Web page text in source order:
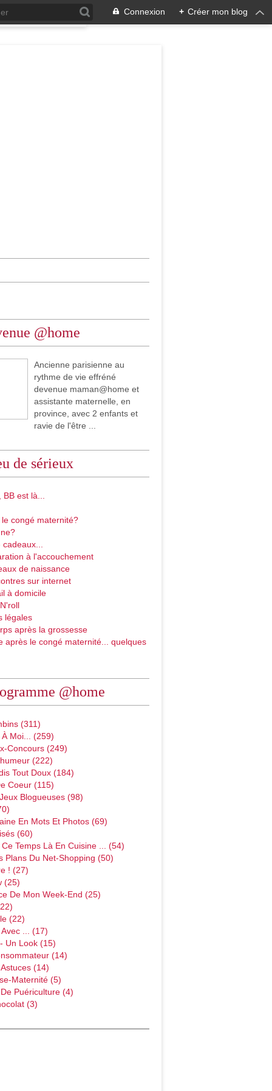
Connexion + Créer mon blog
@home
Ancienne parisienne au
rythme de vie effréné
devenue maman@home et
assistante maternelle, en
province, avec 2 enfants et
ravie de l'être ...
de sérieux
est là...
congé maternité?
à l'accouchement
de naissance
sur internet
à domicile
légales
après la grossesse
après le congé maternité... quelques
@home
(311)
À Moi... (259)
Concours (249)
(222)
Tout Doux (184)
Coeur (115)
Blogueuses (98)
En Mots Et Photos (69)
(60)
Temps Là En Cuisine ... (54)
Plans Du Net-Shopping (50)
! (27)
(25)
De Mon Week-End (25)
(22)
... (17)
Un Look (15)
(14)
(14)
Maternité (5)
Puériculture (4)
(3)